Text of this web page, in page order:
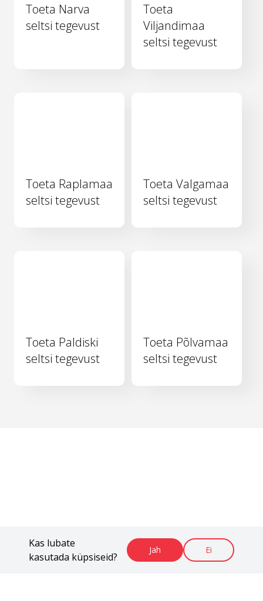
Kas lubate
kasutada küpsiseid?
Jah Ei
Toeta Narva
seltsi tegevust
Toeta
Viljandimaa
seltsi tegevust
Toeta Raplamaa
seltsi tegevust
Toeta Valgamaa
seltsi tegevust
Toeta Paldiski
seltsi tegevust
Toeta Põlvamaa
seltsi tegevust